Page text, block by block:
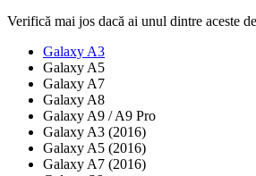
Verifică mai jos dacă ai unul dintre aceste
Galaxy A3
Galaxy A5
Galaxy A7
Galaxy A8
Galaxy A9 / A9 Pro
Galaxy A3 (2016)
Galaxy A5 (2016)
Galaxy A7 (2016)